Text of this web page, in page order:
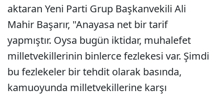
aktaran Yeni Parti Grup Başkanvekili Ali
Mahir Başarır, "Anayasa net bir tarif
yapmıştır. Oysa bugün iktidar, muhalefet
milletvekillerinin binlerce fezlekesi var. Şimdi
bu fezlekeler bir tehdit olarak basında,
kamuoyunda milletvekillerine karşı